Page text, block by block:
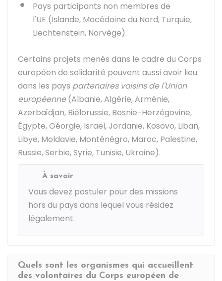
Pays participants non membres de
l'UE (Islande, Macédoine du Nord, Turquie,
Liechtenstein, Norvège).
Certains projets menés dans le cadre du Corps
européen de solidarité peuvent aussi avoir lieu
dans les pays partenaires voisins de l'Union
européenne(Albanie, Algérie, Arménie,
Azerbaïdjan, Biélorussie, Bosnie-Herzégovine,
Égypte, Géorgie, Israël, Jordanie, Kosovo, Liban,
Libye, Moldavie, Monténégro, Maroc, Palestine,
Russie, Serbie, Syrie, Tunisie, Ukraine).
À savoir
Vous devez postuler pour des missions
hors du pays dans lequel vous résidez
légalement.
Quels sont les organismes qui accueillent
des volontaires du Corps européen de